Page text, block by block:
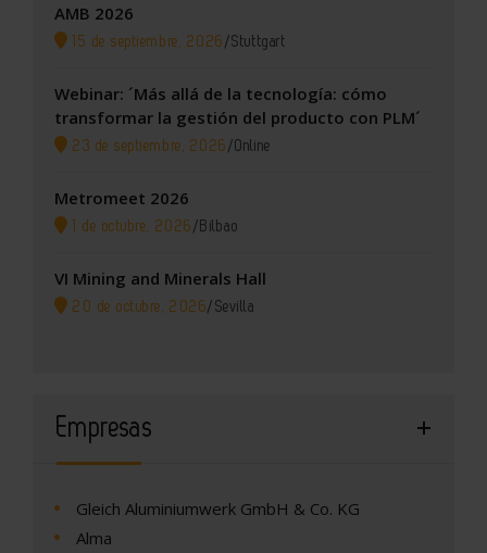
AMB 2026
15 de septiembre, 2026 /Stuttgart
Webinar: ´Más allá de la tecnología: cómo
transformar la gestión del producto con PLM´
23 de septiembre, 2026 /Online
Metromeet 2026
1 de octubre, 2026 / Bilbao
VI Mining and Minerals Hall
20 de octubre, 2026/ Sevilla
Empresas
Gleich Aluminiumwerk GmbH & Co. KG
Alma